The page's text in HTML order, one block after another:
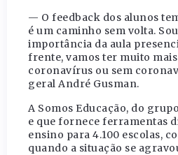
— O feedback dos alunos
é um caminho sem volta.
importância da aula
frente, vamos ter muito
coronavírus ou sem
geral André Gusman.
A Somos Educação, do
e que fornece ferramentas
ensino para 4.100 escolas,
quando a situação se